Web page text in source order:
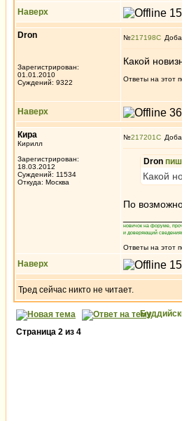
Наверх
Dron
Зарегистрирован:
01.01.2010
Суждений: 9322
№217198
Какой
Ответы на этот
Наверх
Кира
Кирилл
Зарегистрирован:
18.03.2012
Суждений: 11534
Откуда: Москва
№217201
Dron
Какой
По
новичок на форуме,
и доверяющий
Ответы на этот
Наверх
Тред сейчас никто не читает.
Страница 2 из 4